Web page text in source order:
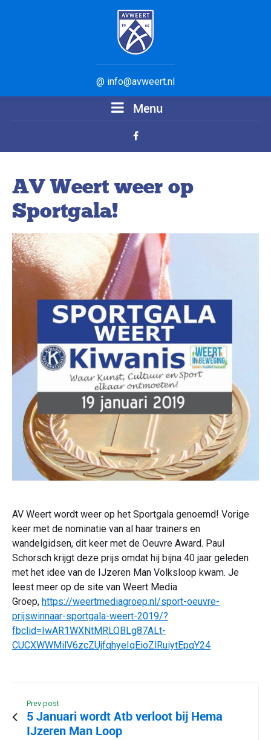
@ info@avweert.nl
Menu
AV Weert weer op
Sportgala!
AV Weert wordt weer op het Sportgala genoemd! Vorige
keer met de nominatie van al haar trainers en
wandelgidsen, dit keer met de Oeuvre Award. Paul
Schorsch krijgt deze prijs omdat hij bijna 40 jaar geleden
met het idee van de IJzeren Man Volksloop kwam. Je
leest meer op de site van Weert Media
Groep, https://weertmediagroep.nl/sport-oeuvre-
prijswinnaar-sportgala-weert-2019/?
fbclid=IwAR1WXNtMRLQBLg87ALt-
CUCXWWMilV6zcZUjfqhyeIqEioZlRuiytEpqY24
Prev post
5 Januari wordt Atb verloot bij Hema
IJzeren Man Loop